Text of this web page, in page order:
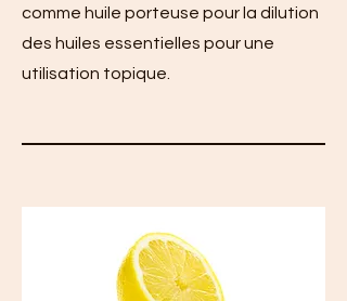
comme huile porteuse pour la dilution
des huiles essentielles pour une
utilisation topique.